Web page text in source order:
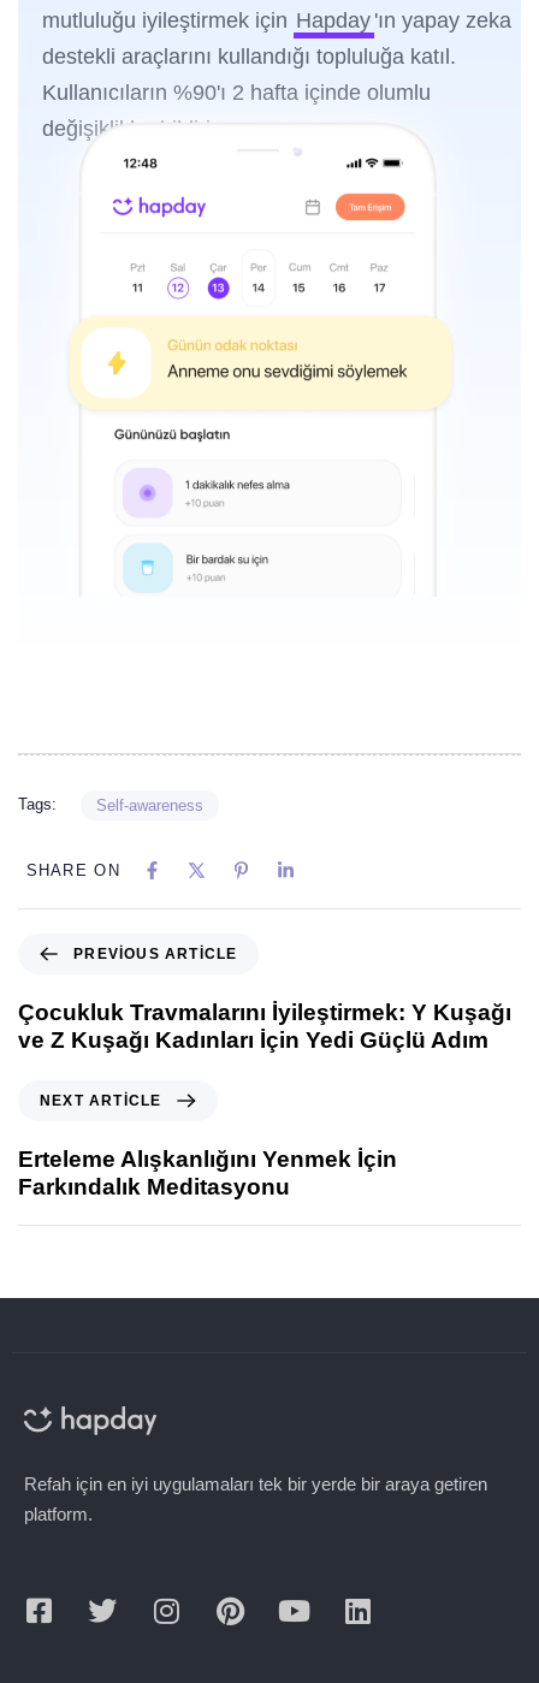
mutluluğu iyileştirmek için Hapday 'ın yapay zeka
destekli araçlarını kullandığı topluluğa katıl.
Kullanıcıların %90'ı 2 hafta içinde olumlu
değişiklikler bildiriyor.
Tags: Self-awareness
SHARE ON
PREVIOUS ARTICLE
Çocukluk Travmalarını İyileştirmek: Y Kuşağı
ve Z Kuşağı Kadınları İçin Yedi Güçlü Adım
NEXT ARTICLE
Erteleme Alışkanlığını Yenmek İçin
Farkındalık Meditasyonu
Refah için en iyi uygulamaları tek bir yerde bir araya getiren
platform.